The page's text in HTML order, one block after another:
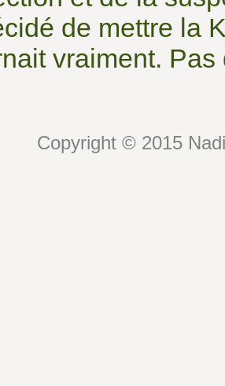
de mettre la
vraiment.
Copyright © 2015